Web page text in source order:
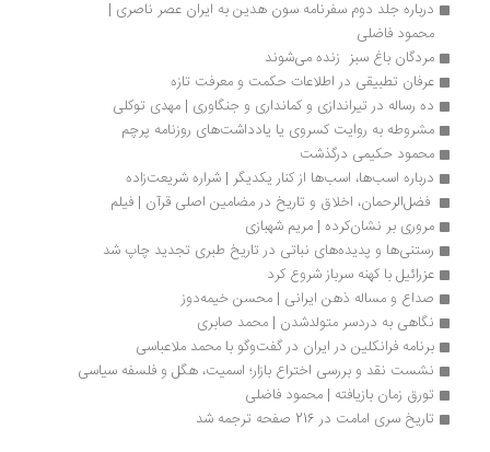
محمود فاضلی
مردگان باغ سبز  زنده می‌شوند
عرفان تطبیقی در اطلاعات حکمت و معرفت تازه
ده رساله در تیراندازی و کمانداری و جنگاوری | مهدی توکلی
مشروطه به روایت کسروی یا یادداشت‌­های روزنامه پرچم
محمود حکیمی درگذشت
درباره اسب‌ها، اسب‌ها از کنار یکدیگر | شراره شریعت‌زاده
فضل‌الرحمان، اخلاق و تاریخ در مضامین اصلی قرآن | فیلم
مروری بر نشان‌کرده | مریم شهبازی
رستنی‌ها و پدیده‌های نباتی در تاریخ طبری تجدید چاپ شد
عزرائیل با کهنه سرباز شروع کرد
صداع و مساله ذهن ایرانی | محسن خیمه‌دوز
نگاهی به دردسر متولد‌شدن | محمد صابری
برنامه فرانکلین در ایران در گفت‌وگو با محمد ملاعباسی
نشست نقد و بررسی اختراع بازار؛ اسمیت، هگل و فلسفه سیاسی
تورق زمان بازیافته | محمود فاضلی
تاریخ سری امامت در 216 صفحه ترجمه شد